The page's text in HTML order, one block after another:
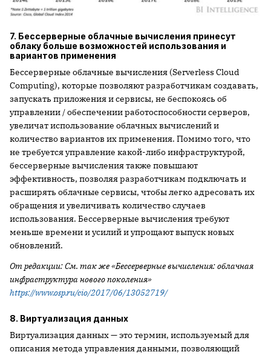
7. Бессерверные облачные вычисления принесут
облаку больше возможностей использования и
вариантов применения
Бессерверные облачные вычисления (Serverless Cloud
Computing), которые позволяют разработчикам создавать,
запускать приложения и сервисы, не беспокоясь об
управлении / обеспечении работоспособности серверов,
увеличат использование облачных вычислений и
количество вариантов их применения. Помимо того, что
не требуется управление какой-либо инфраструктурой,
бессерверные вычисления также повышают
эффективность, позволяя разработчикам подключать и
расширять облачные сервисы, чтобы легко адресовать их
обращения и увеличивать количество случаев
использования. Бессерверные вычисления требуют
меньше времени и усилий и упрощают выпуск новых
обновлений.
От редакции: См. так же «Бессерверные вычисления: облачная
инфраструктура нового поколения»
https://www.osp.ru/cio/2017/06/13052719/
8. Виртуализация данных
Виртуализация данных — это термин, используемый для
описания метода управления данными, позволяющий